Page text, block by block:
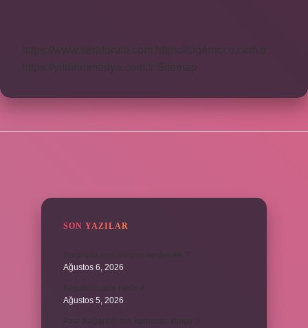
https://www.seraforum.com
https://cigerricco.com.tr
https://yildirimmedya.com.tr
Sitemap
SON YAZILAR
Ağustos 6, 2026
Ağustos 5, 2026